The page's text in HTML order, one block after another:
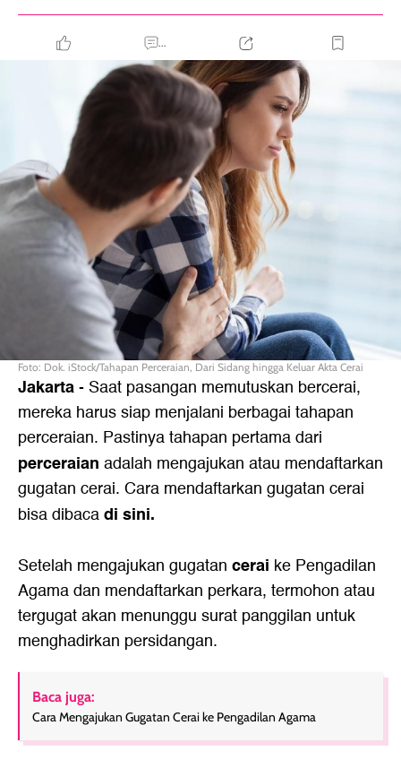
...
Foto: Dok. iStock/Tahapan Perceraian, Dari Sidang hingga Keluar Akta Cerai
Jakarta- Saat pasangan memutuskan bercerai,
mereka harus siap menjalani berbagai tahapan
perceraian. Pastinya tahapan pertama dari
perceraian adalah mengajukan atau mendaftarkan
gugatan cerai. Cara mendaftarkan gugatan cerai
bisa dibacadi sini.
Setelah mengajukan gugatan cerai ke Pengadilan
Agama dan mendaftarkan perkara, termohon atau
tergugat akan menunggu surat panggilan untuk
menghadirkan persidangan.
Baca juga:
Cara Mengajukan Gugatan Cerai ke Pengadilan Agama